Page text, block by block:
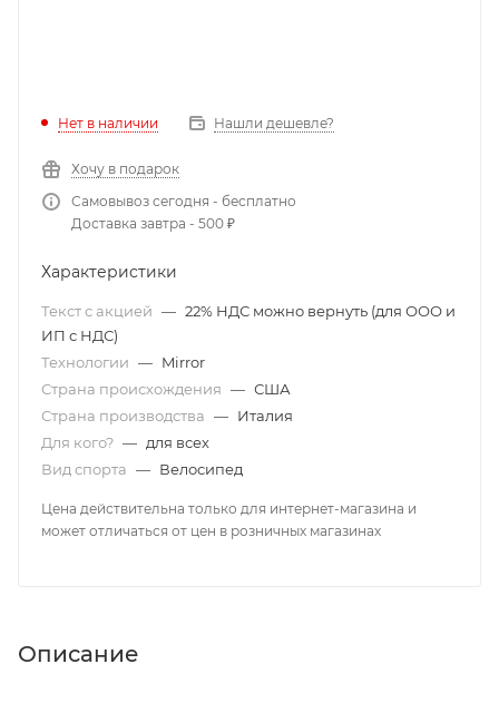
Нет в наличии Нашли дешевле?
Хочу в подарок
Самовывоз сегодня - бесплатно
Доставка завтра - 500 ₽
Характеристики
Текст с акцией — 22% НДС можно вернуть (для ООО и
ИП с НДС)
Технологии — Mirror
Страна происхождения — США
Страна производства — Италия
Для кого? — для всех
Вид спорта — Велосипед
Цена действительна только для интернет-магазина и
может отличаться от цен в розничных магазинах
Описание